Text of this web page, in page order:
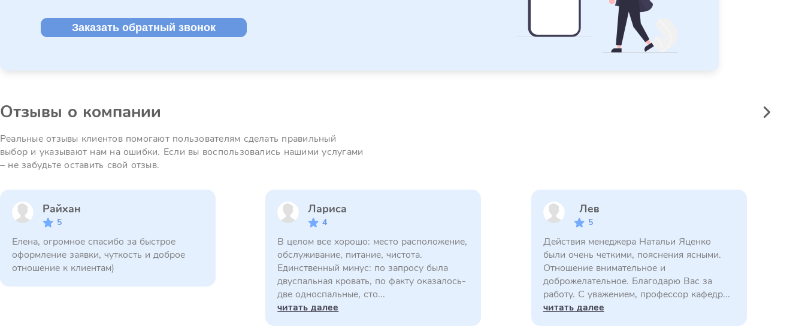
Заказать обратный звонок
Отзывы о компании
Реальные отзывы клиентов помогают пользователям сделать правильный
выбор и указывают нам на ошибки. Если вы воспользовались нашими услугами
– не забудьте оставить свой отзыв.
Райхан
5
Елена, огромное спасибо за быстрое
оформление заявки, чуткость и доброе
отношение к клиентам)
Лариса
4
В целом все хорошо: место расположение,
обслуживание, питание, чистота.
Единственный минус: по запросу была
двуспальная кровать, по факту оказалось-
две односпальные, сто...
читать далее
Лев
5
Действия менеджера Натальи Яценко
были очень четкими, пояснения ясными.
Отношение внимательное и
доброжелательное. Благодарю Вас за
работу. С уважением, профессор кафедр...
читать далее